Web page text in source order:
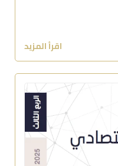
اقرأ المزيد